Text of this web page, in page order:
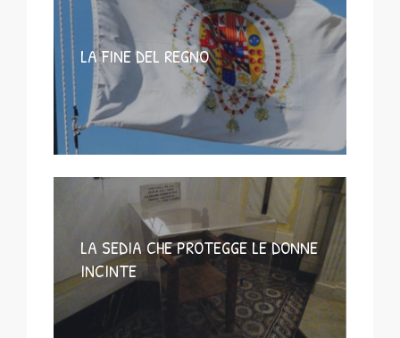
LA FINE DEL REGNO
LA SEDIA CHE PROTEGGE LE DONNE
INCINTE